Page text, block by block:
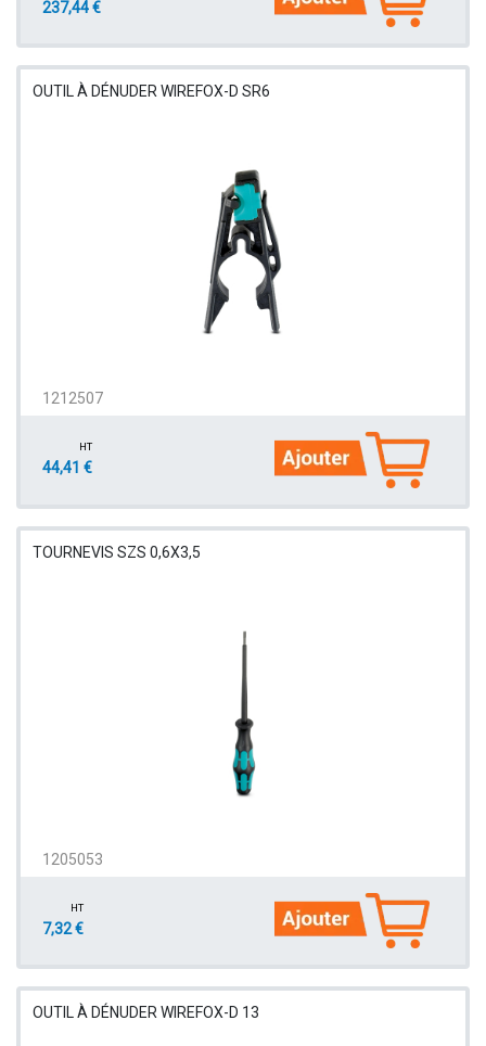
237,44 €
OUTIL À DÉNUDER WIREFOX-D SR6
1212507
HT
44,41 €
TOURNEVIS SZS 0,6X3,5
1205053
HT
7,32 €
OUTIL À DÉNUDER WIREFOX-D 13